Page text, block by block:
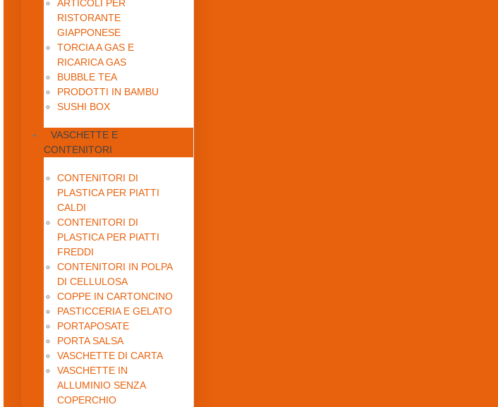
ARTICOLI PER
RISTORANTE
GIAPPONESE
TORCIA A GAS E
RICARICA GAS
BUBBLE TEA
PRODOTTI IN BAMBU
SUSHI BOX
VASCHETTE E
CONTENITORI
CONTENITORI DI
PLASTICA PER PIATTI
CALDI
CONTENITORI DI
PLASTICA PER PIATTI
FREDDI
CONTENITORI IN POLPA
DI CELLULOSA
COPPE IN CARTONCINO
PASTICCERIA E GELATO
PORTAPOSATE
PORTA SALSA
VASCHETTE DI CARTA
VASCHETTE IN
ALLUMINIO SENZA
COPERCHIO